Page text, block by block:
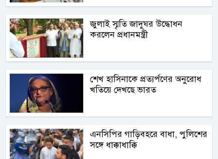
জুলাই স্মৃতি জাদুঘর উদ্ধোধন
করলেন প্রধানমন্ত্রী
শেখ হাসিনাকে প্রত্যর্পণের অনুরোধ
খতিয়ে দেখছে ভারত
এনসিপির গাড়িবহরে বাধা, পুলিশের
সঙ্গে ধাক্কাধাক্কি